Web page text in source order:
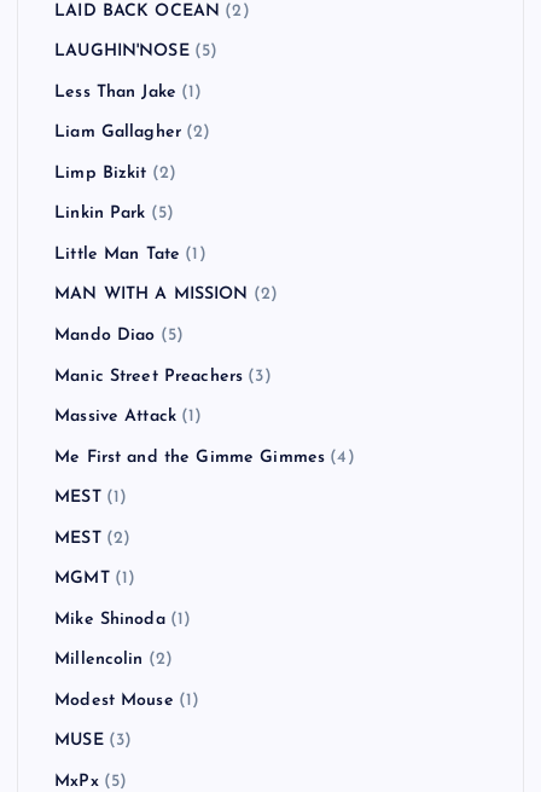
LAID BACK OCEAN (2)
LAUGHIN'NOSE(5)
Less Than Jake (1)
Liam Gallagher (2)
Limp Bizkit (2)
Linkin Park (5)
Little Man Tate (1)
MAN WITH A MISSION (2)
Mando Diao (5)
Manic Street Preachers (3)
Massive Attack (1)
Me First and the Gimme Gimmes (4)
MEST(1)
MEST(2)
MGMT(1)
Mike Shinoda(1)
Millencolin (2)
Modest Mouse (1)
MUSE(3)
MxPx(5)